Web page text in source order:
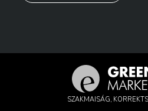
SZAKMAISÁG,